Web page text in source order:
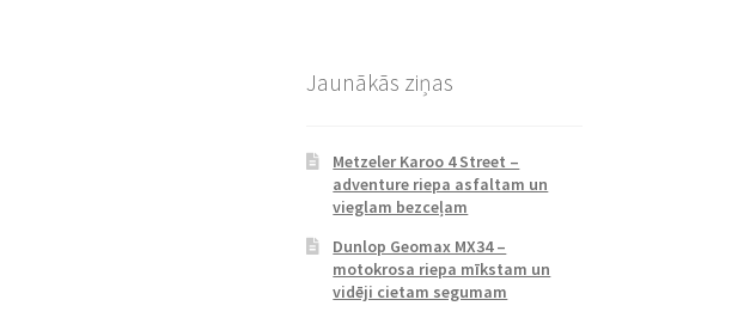
Jaunākās ziņas
Metzeler Karoo 4 Street –
adventure riepa asfaltam un
vieglam bezceļam
Dunlop Geomax MX34 –
motokrosa riepa mīkstam un
vidēji cietam segumam